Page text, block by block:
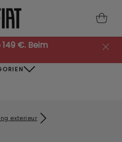
€. Beim
exterieur